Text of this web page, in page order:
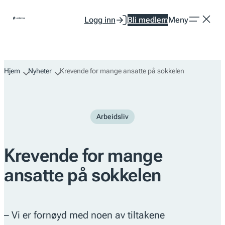
Logg inn Bli medlemMeny
Hjem Nyheter Krevende for mange ansatte på sokkelen
Arbeidsliv
Krevende for mange
ansatte på sokkelen
– Vi er fornøyd med noen av tiltakene